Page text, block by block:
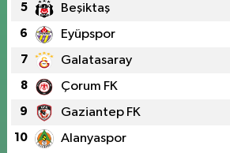
5 Beşiktaş
6 Eyüpspor
7 Galatasaray
8 Çorum FK
9 Gaziantep FK
10 Alanyaspor